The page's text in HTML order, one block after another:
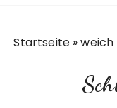
Startseite »weich